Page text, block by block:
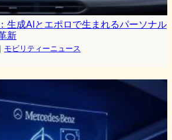
生成AIとエポロで生まれるパーソナル
新
｜ モビリティーニュース